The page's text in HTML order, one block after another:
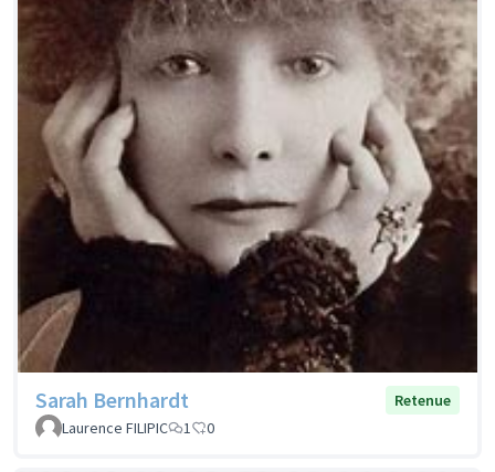
Sarah Bernhardt
Retenue
Laurence FILIPIC
1 0